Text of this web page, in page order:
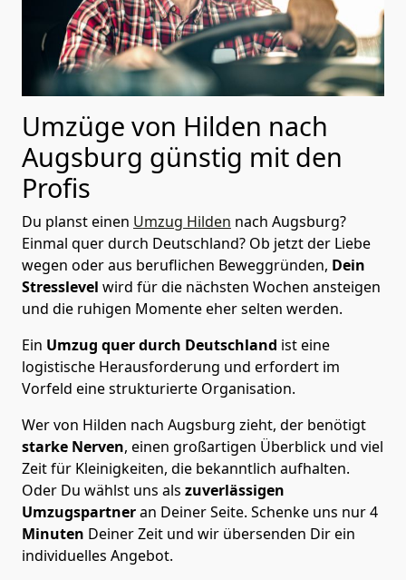
Umzüge von Hilden nach
Augsburg günstig mit den
Profis
Du planst einen Umzug Hilden nach Augsburg?
Einmal quer durch Deutschland? Ob jetzt der Liebe
wegen oder aus beruflichen Beweggründen, Dein
Stresslevel wird für die nächsten Wochen ansteigen
und die ruhigen Momente eher selten werden.
Ein Umzug quer durch Deutschland ist eine
logistische Herausforderung und erfordert im
Vorfeld eine strukturierte Organisation.
Wer von Hilden nach Augsburg zieht, der benötigt
starke Nerven, einen großartigen Überblick und viel
Zeit für Kleinigkeiten, die bekanntlich aufhalten.
Oder Du wählst uns als zuverlässigen
Umzugspartneran Deiner Seite. Schenke uns nur4
Minuten Deiner Zeit und wir übersenden Dir ein
individuelles Angebot.